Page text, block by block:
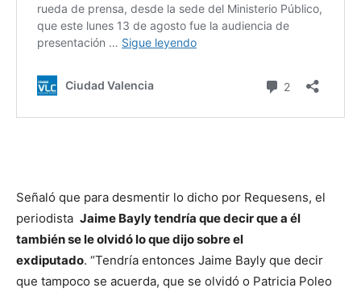
Señaló que para desmentir lo dicho por Requesens, el
periodista Jaime Bayly tendría que decir que a él
también se le olvidó lo que dijo sobre el
exdiputado. “Tendría entonces Jaime Bayly que decir
que tampoco se acuerda, que se olvidó o Patricia Poleo